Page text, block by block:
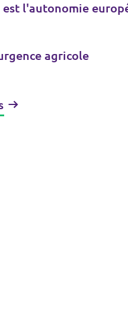
est l'autonomie
agricole